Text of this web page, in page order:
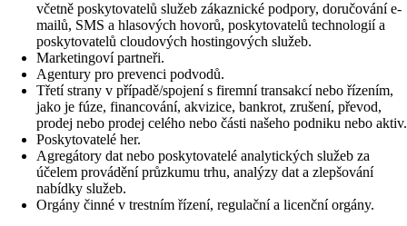
včetně poskytovatelů služeb zákaznické podpory, doručování e-
mailů, SMS a hlasových hovorů, poskytovatelů technologií a
poskytovatelů cloudových hostingových služeb.
Marketingoví partneři.
Agentury pro prevenci podvodů.
Třetí strany v případě/spojení s firemní transakcí nebo řízením,
jako je fúze, financování, akvizice, bankrot, zrušení, převod,
prodej nebo prodej celého nebo části našeho podniku nebo aktiv.
Poskytovatelé her.
Agregátory dat nebo poskytovatelé analytických služeb za
účelem provádění průzkumu trhu, analýzy dat a zlepšování
nabídky služeb.
Orgány činné v trestním řízení, regulační a licenční orgány.